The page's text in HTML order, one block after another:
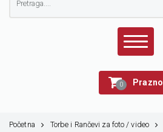
0 Prazno
Početna Torbe i Rančevi za foto / video